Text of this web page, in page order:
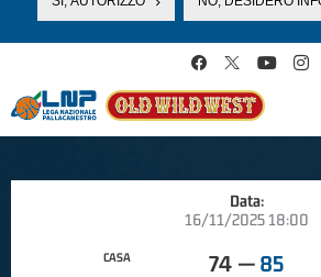
Data:
16/11/2025 18:00
CASA 74 — 85